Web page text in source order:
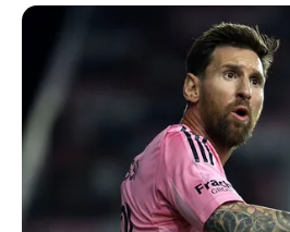
«Ναι μπορεί να είναι εξωγήινοι»:
την υπηρεσία πληροφοριών των
Αιφνιδιασμένος ο Jeff Bezos από